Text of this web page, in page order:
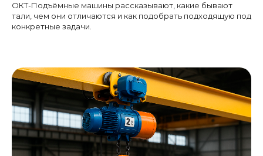
ОКТ-Подъёмные машины рассказывают, какие бывают
тали, чем они отличаются и как подобрать подходящую под
конкретные задачи.